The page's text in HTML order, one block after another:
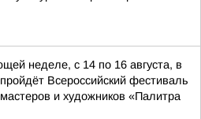
неделе, с 14 по 16 августа, в
Всероссийский фестиваль
и художников «Палитра